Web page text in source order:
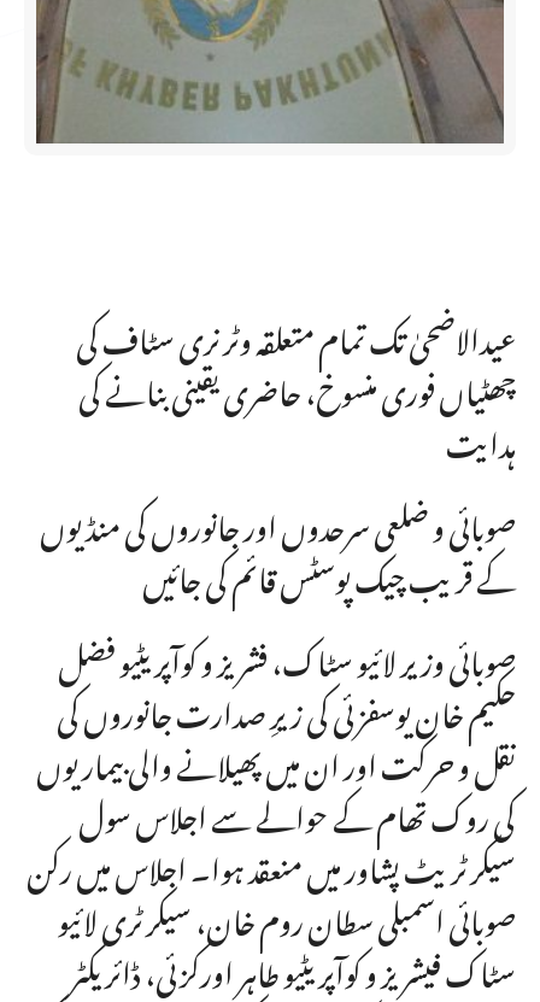
عیدالاضحیٰ تک تمام متعلقہ وٹرنری سٹاف کی
چھٹیاں فوری منسوخ، حاضری یقینی بنانے کی
ہدایت
صوبائی و ضلعی سرحدوں اور جانوروں کی منڈیوں
کے قریب چیک پوسٹس قائم کی جائیں
صوبائی وزیر لائیو سٹاک، فشریز و کوآپریٹیو فضل
حکیم خان یوسفزئی کی زیرِ صدارت جانوروں کی
نقل و حرکت اور ان میں پھیلانے والی بیماریوں
کی روک تھام کے حوالے سے اجلاس سول
سیکرٹریٹ پشاور میں منعقد ہوا۔ اجلاس میں رکن
صوبائی اسمبلی سطان روم خان، سیکرٹری لائیو
سٹاک فیشریز و کوآپریٹیو طاہر اورکزئی، ڈائریکٹر